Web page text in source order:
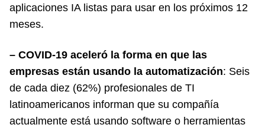
aplicaciones IA listas para usar en los próximos 12
meses.
– COVID-19 aceleró la forma en que las
empresas están usando la automatización: Seis
de cada diez (62%) profesionales de TI
latinoamericanos informan que su compañía
actualmente está usando software o herramientas